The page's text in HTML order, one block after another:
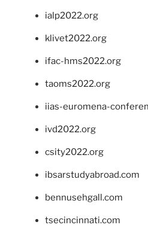
ialp2022.org
klivet2022.org
ifac-hms2022.org
taoms2022.org
iias-euromena-
ivd2022.org
csity2022.org
ibsarstudyabroad.com
bennusehgall.com
tsecincinnati.com